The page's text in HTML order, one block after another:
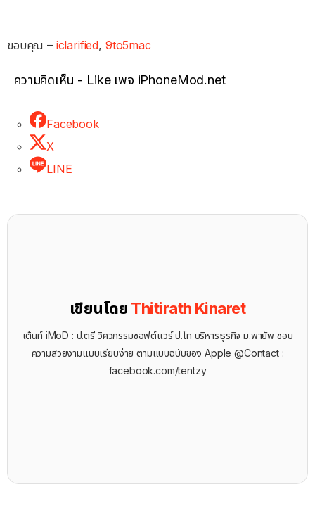
ขอบคุณ – iclarified, 9to5mac
ความคิดเห็น - Like เพจ iPhoneMod.net
Facebook
X
LINE
เขียนโดย Thitirath Kinaret
เต้นท์ iMoD : ป.ตรี วิศวกรรมซอฟต์แวร์ ป.โท บริหารธุรกิจ ม.พายัพ ชอบ
ความสวยงามแบบเรียบง่าย ตามแบบฉบับของ Apple @Contact :
facebook.com/tentzy